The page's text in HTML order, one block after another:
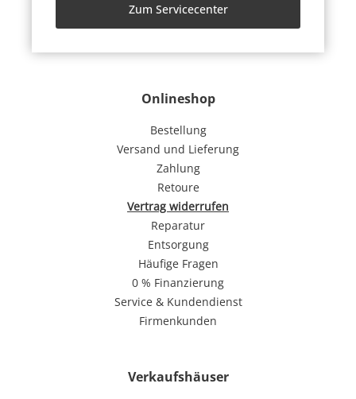
Onlineshop
Bestellung
Versand und Lieferung
Zahlung
Retoure
Vertrag widerrufen
Reparatur
Entsorgung
Häufige Fragen
0 % Finanzierung
Service & Kundendienst
Firmenkunden
Verkaufshäuser
Zum Servicecenter